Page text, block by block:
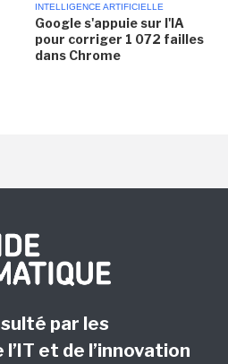
INTELLIGENCE ARTIFICIELLE
Google s'appuie sur l'IA
pour corriger 1 072 failles
dans Chrome
par les
et de l’innovation